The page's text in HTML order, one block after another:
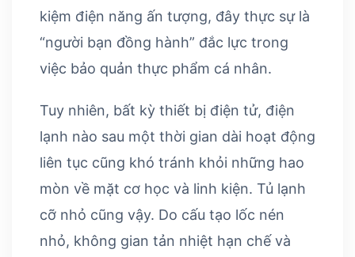
kiệm điện năng ấn tượng, đây thực sự là
“người bạn đồng hành” đắc lực trong
việc bảo quản thực phẩm cá nhân.
Tuy nhiên, bất kỳ thiết bị điện tử, điện
lạnh nào sau một thời gian dài hoạt động
liên tục cũng khó tránh khỏi những hao
mòn về mặt cơ học và linh kiện. Tủ lạnh
cỡ nhỏ cũng vậy. Do cấu tạo lốc nén
nhỏ, không gian tản nhiệt hạn chế và